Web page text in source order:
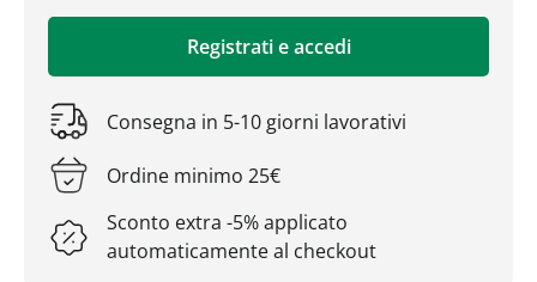
Registrati e accedi
Consegna in 5-10 giorni lavorativi
Ordine minimo 25€
Sconto extra -5% applicato
automaticamente al checkout